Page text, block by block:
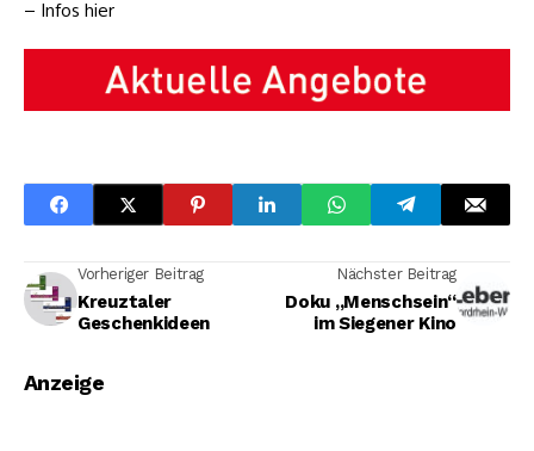
– Infos hier
Vorheriger Beitrag
Kreuztaler
Geschenkideen
Nächster Beitrag
Doku „Menschsein“
im Siegener Kino
Anzeige